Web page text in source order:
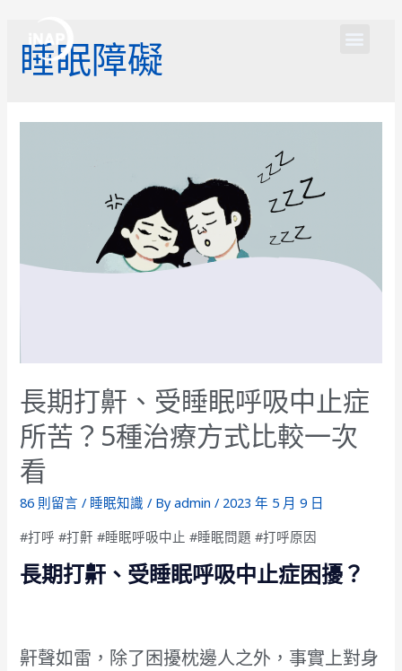
睡眠障礙
長期打鼾、受睡眠呼吸中止症
所苦？5種治療方式比較一次
看
86 則留言 / 睡眠知識 / Byadmin / 2023 年 5 月 9 日
#打呼 #打鼾 #睡眠呼吸中止 #睡眠問題 #打呼原因
長期打鼾、受睡眠呼吸中止症困擾？
鼾聲如雷，除了困擾枕邊人之外，事實上對身